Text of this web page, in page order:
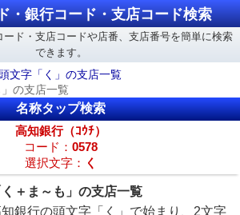
・銀行コード・支店コード検索
ド・支店コードや店番、支店番号を簡単に検索
できます。
文字「く」の支店一覧
の支店一覧
名称タップ検索
高知銀行（ｺｳﾁ）
コード： 0578
選択文字：
く
＋ま～も」の支店一覧
銀行の頭文字「く」で始まり、2文字